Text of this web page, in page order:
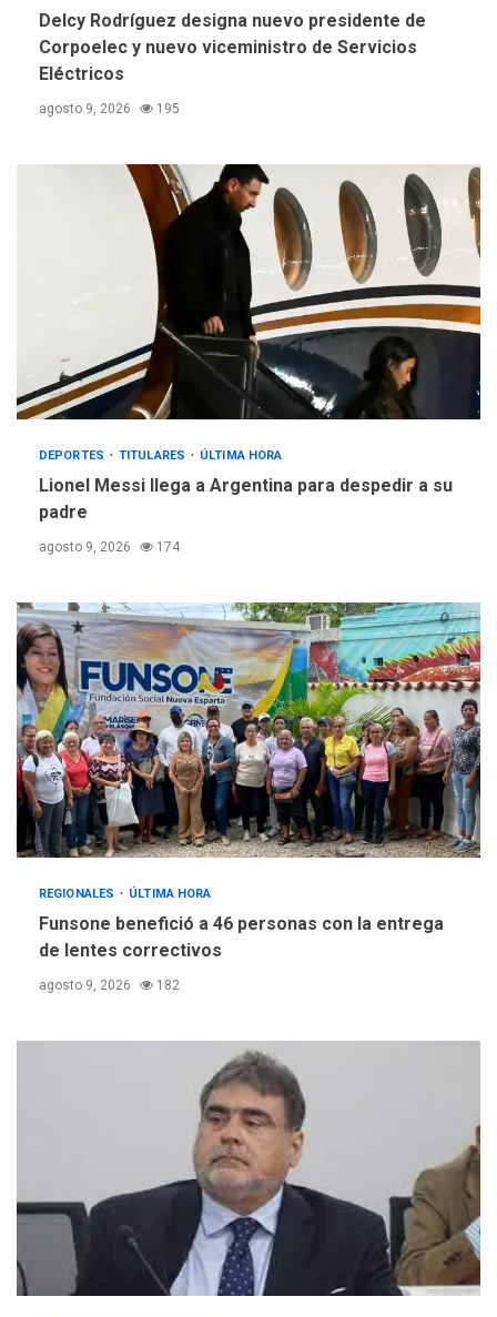
Delcy Rodríguez designa nuevo presidente de
Corpoelec y nuevo viceministro de Servicios
Eléctricos
agosto 9, 2026 195
DEPORTES TITULARES ÚLTIMA HORA
Lionel Messi llega a Argentina para despedir a su
padre
agosto 9, 2026 174
REGIONALES ÚLTIMA HORA
Funsone benefició a 46 personas con la entrega
de lentes correctivos
agosto 9, 2026 182